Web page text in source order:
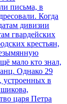
письма, в
Когда
дивизии
гвардейских
крестьян,
мало кто знал,
Однако 29
устроенных в
царя Петра